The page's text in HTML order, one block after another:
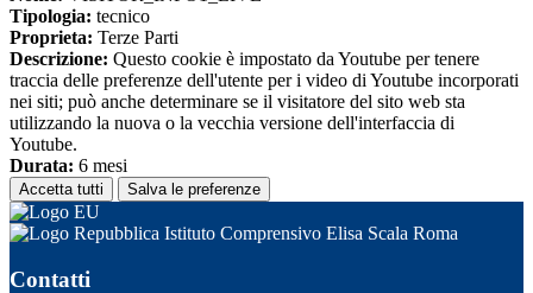
Tipologia: tecnico
Proprieta: Terze Parti
Descrizione: Questo cookie è impostato da Youtube per tenere
traccia delle preferenze dell'utente per i video di Youtube incorporati
nei siti; può anche determinare se il visitatore del sito web sta
utilizzando la nuova o la vecchia versione dell'interfaccia di
Youtube.
Durata: 6 mesi
Accetta tutti Salva le preferenze
Istituto Comprensivo Elisa Scala Roma
Contatti